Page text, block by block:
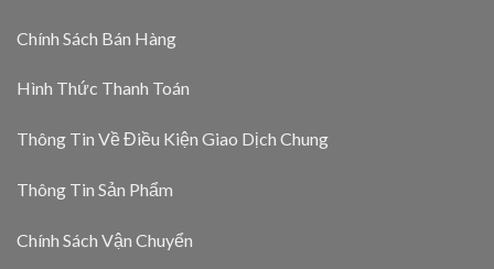
Chính Sách Bán Hàng
Hình Thức Thanh Toán
Thông Tin Về Điều Kiện Giao Dịch Chung
Thông Tin Sản Phẩm
Chính Sách Vận Chuyển